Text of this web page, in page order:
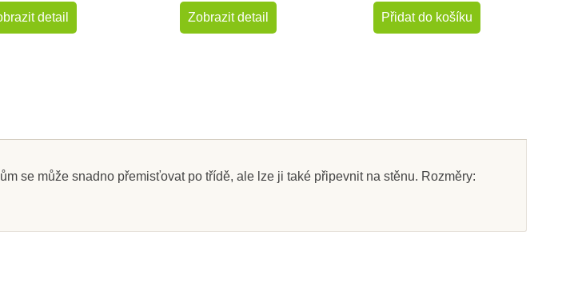
detail Zobrazit detail Přidat do košíku
se může snadno přemisťovat po třídě, ale lze ji také připevnit na stěnu. Rozměry: